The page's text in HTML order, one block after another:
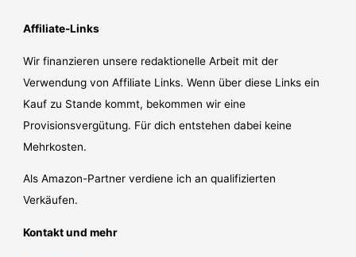
Affiliate-Links
Wir finanzieren unsere redaktionelle Arbeit mit der
Verwendung von Affiliate Links. Wenn über diese Links ein
Kauf zu Stande kommt, bekommen wir eine
Provisionsvergütung. Für dich entstehen dabei keine
Mehrkosten.
Als Amazon-Partner verdiene ich an qualifizierten
Verkäufen.
Kontakt und mehr